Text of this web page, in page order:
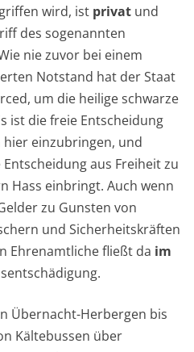
wird, ist privat und
des sogenannten
nie zuvor bei einem
Notstand hat der Staat
um die heilige schwarze
ist die freie Entscheidung
einzubringen, und
aus Freiheit zu
Hass einbringt. Auch wenn
zu Gunsten von
und Sicherheitskräften
Ehrenamtliche fließt da im
Übernacht-Herbergen bis
Kältebussen über